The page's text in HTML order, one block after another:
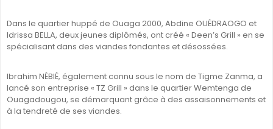
Dans le quartier huppé de Ouaga 2000, Abdine OUÉDRAOGO et
Idrissa BELLA, deux jeunes diplômés, ont créé « Deen’s Grill » en se
spécialisant dans des viandes fondantes et désossées.
Ibrahim NÉBIÉ, également connu sous le nom de Tigme Zanma, a
lancé son entreprise « TZ Grill » dans le quartier Wemtenga de
Ouagadougou, se démarquant grâce à des assaisonnements et
à la tendreté de ses viandes.